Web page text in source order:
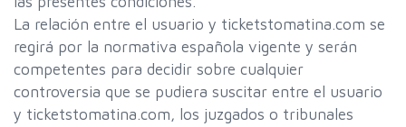
La relación entre el usuario y ticketstomatina.com se
regirá por la normativa española vigente y serán
competentes para decidir sobre cualquier
controversia que se pudiera suscitar entre el usuario
y ticketstomatina.com, los juzgados o tribunales